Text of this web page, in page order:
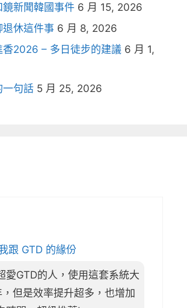
新聞韓國事件 6 月 15, 2026
休這件事 6 月 8, 2026
香2026 – 多日徒步的建議 6 月 1,
一句話 5 月 25, 2026
跟 GTD 的緣份
愛GTD的人，使用這套系統大
但是效率提升超多，也增加